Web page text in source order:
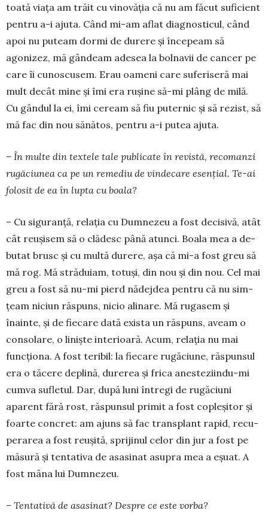
toată viața am trăit cu vinovăția că nu am făcut suficient
pentru a-i ajuta. Când mi-am aflat diag­nos­ticul, când
apoi nu puteam dormi de durere și în­cepeam să
agonizez, mă gândeam ade­sea la bolnavii de cancer pe
care îi cu­noscusem. Erau oameni care sufe­riseră mai
mult decât mine și îmi era rușine să-mi plâng de milă.
Cu gân­dul la ei, îmi ceream să fiu pu­ter­nic și să rezist, să
mă fac din nou sănătos, pen­tru a-i putea ajuta.
– În multe din tex­tele tale publicate în revistă, recomanzi
ru­gă­ciunea ca pe un re­mediu de vin­decare esen­țial. Te-ai
folosit de ea în lupta cu boa­la?
– Cu siguranță, re­lația cu Dumnezeu a fost decisivă, atât
cât reu­și­sem să o clădesc până a­tunci. Boala mea a de­
butat brusc și cu mul­tă du­rere, așa că mi-a fost greu să
mă rog. Mă stră­duiam, totuși, din nou și din nou. Cel mai
greu a fost să nu-mi pierd nă­dej­dea pentru că nu sim­
țeam niciun răs­puns, ni­cio alinare. Mă rugasem și
înainte, și de fiecare da­tă exista un răspuns, aveam o
consolare, o li­niște interioară. Acum, relația nu mai
funcțio­na. A fost teribil: la fiecare ru­găciune, răspunsul
era o tăcere deplină, dure­rea și frica anesteziin­du-mi
cumva sufletul. Dar, după luni întregi de rugă­ciuni
aparent fără rost, răspunsul primit a fost copleșitor și
foarte con­cret: am ajuns să fac trans­plant rapid, recu­
pe­rarea a fost reușită, spri­jinul ce­lor din jur a fost pe
măsură și ten­tativa de asa­si­nat asupra mea a eșuat. A
fost mâna lui Dumnezeu.
– Tentativă de asasinat? Despre ce este vorba?